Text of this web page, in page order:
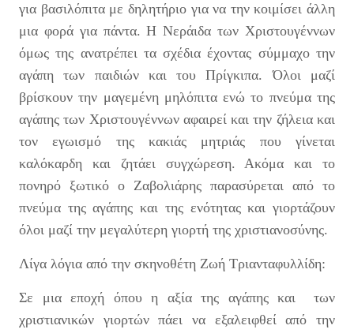
για βασιλόπιτα με δηλητήριο για να την κοιμίσει άλλη
μια φορά για πάντα. Η Νεράιδα των Χριστουγέννων
όμως της ανατρέπει τα σχέδια έχοντας σύμμαχο την
αγάπη των παιδιών και του Πρίγκιπα. Όλοι μαζί
βρίσκουν την μαγεμένη μηλόπιτα ενώ το πνεύμα της
αγάπης των Χριστουγέννων αφαιρεί και την ζήλεια και
τον εγωισμό της κακιάς μητριάς που γίνεται
καλόκαρδη και ζητάει συγχώρεση. Ακόμα και το
πονηρό ξωτικό ο Ζαβολιάρης παρασύρεται από το
πνεύμα της αγάπης και της ενότητας και γιορτάζουν
όλοι μαζί την μεγαλύτερη γιορτή της χριστιανοσύνης.
Λίγα λόγια από την σκηνοθέτη Ζωή Τριανταφυλλίδη:
Σε μια εποχή όπου η αξία της αγάπης και των
χριστιανικών γιορτών πάει να εξαλειφθεί από την